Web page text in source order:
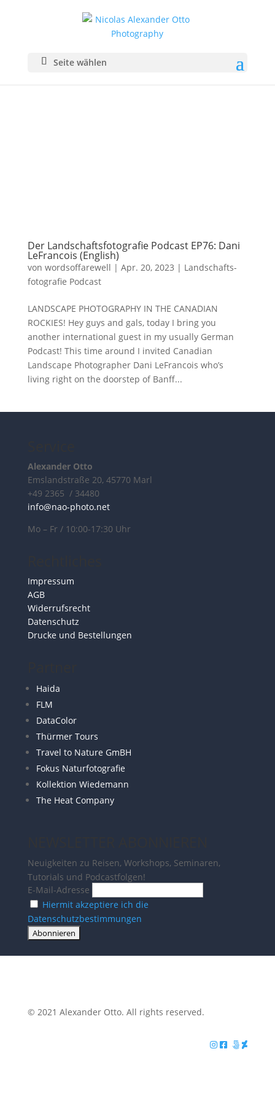
Seite wählen
Der Landschaftsfotografie Podcast EP76: Dani
LeFrancois (English)
von wordsoffarewell | Apr. 20, 2023 | Landschafts­
fotografie Podcast
LANDSCAPE PHOTOGRAPHY IN THE CANADIAN
ROCKIES! Hey guys and gals, today I bring you
another international guest in my usually German
Podcast! This time around I invited Canadian
Landscape Photographer Dani LeFrancois who’s
living right on the doorstep of Banff...
Alexander Otto
Emslandstraße 20, 45770 Marl
+49 2365 / 34480
info@nao-photo.net
Mo – Fr / 10:00-17:30 Uhr
Impressum
AGB
Widerrufsrecht
Datenschutz
Drucke und Bestellungen
Haida
FLM
DataColor
Thürmer Tours
Travel to Nature GmBH
Fokus Naturfotografie
Kollektion Wiedemann
The Heat Company
Neuigkeiten zu Reisen, Workshops, Seminaren,
Tutorials und Podcastfolgen!
E-Mail-Adresse
Hiermit akzeptiere ich die
Datenschutzbestimmungen
© 2021 Alexander Otto. All rights reserved.